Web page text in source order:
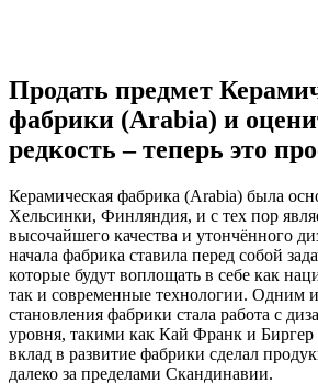
Продать предмет
фабрики (Arabia) и
редкость – теперь это
Керамическая фабрика (Arabia) была
Хельсинки, Финляндия, и с тех пор
высочайшего качества и утончённого
начала фабрика ставила перед собой
которые будут воплощать в себе как
так и современные технологии. Одним
становления фабрики стала работа с
уровня, такими как Кай Франк и
вклад в развитие фабрики сделал
далеко за пределами Скандинавии.